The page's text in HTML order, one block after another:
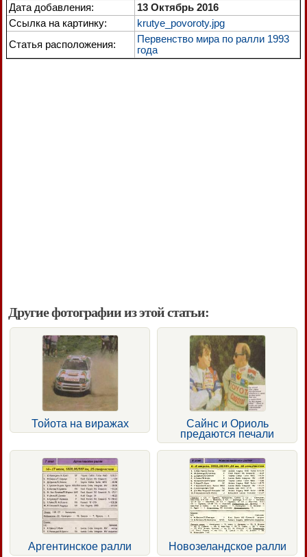
Дата добавления:
13 Октябрь 2016
Ссылка на картинку:
krutye_povoroty.jpg
Статья расположения:
Первенство мира по ралли 1993
года
Другие фотографии из этой статьи:
Тойота на виражах
Сайнс и Ориоль
предаются печали
Аргентинское ралли Новозеландское ралли